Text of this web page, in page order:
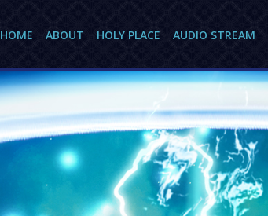
HOME ABOUT HOLY PLACE AUDIO STREAM